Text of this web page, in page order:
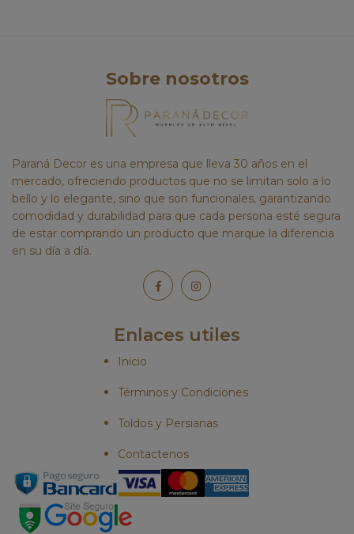
Sobre nosotros
Paraná Decor es una empresa que lleva 30 años en el
mercado, ofreciendo productos que no se limitan solo a lo
bello y lo elegante, sino que son funcionales, garantizando
comodidad y durabilidad para que cada persona esté segura
de estar comprando un producto que marque la diferencia
en su día a día.
Enlaces utiles
Inicio
Términos y Condiciones
Toldos y Persianas
Contactenos